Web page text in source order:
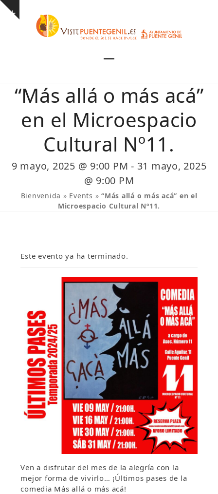
Skip
Show
menu
menu
“Más allá o más acá”
en el Microespacio
Cultural Nº11.
9 mayo, 2025 @ 9:00 PM - 31 mayo, 2025
@ 9:00 PM
Bienvenida » Events » “Más allá o más acá” en el
Microespacio Cultural Nº11.
Este evento ya ha terminado.
Ven a disfrutar del mes de la alegría con la
mejor forma de vivirlo… ¡Últimos pases de la
comedia Más allá o más acá!